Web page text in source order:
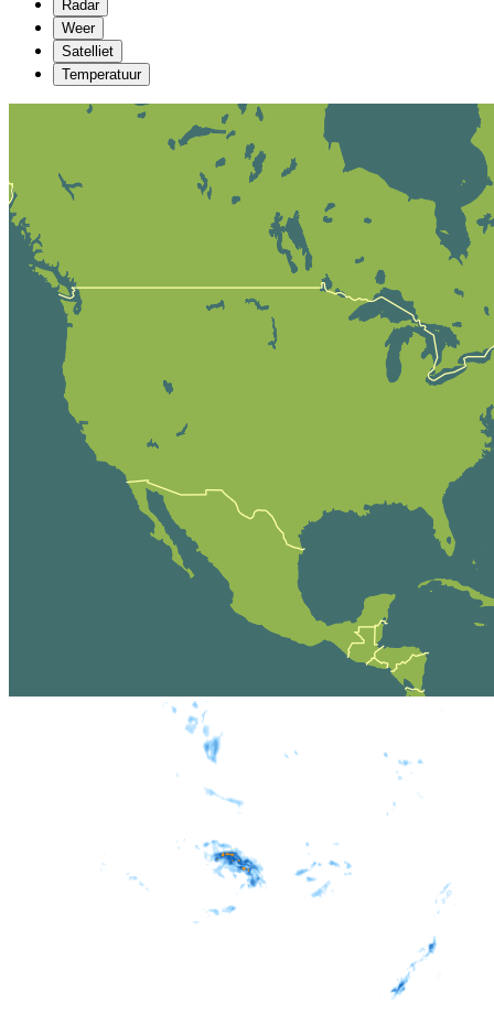
Radar
Weer
Satelliet
Temperatuur